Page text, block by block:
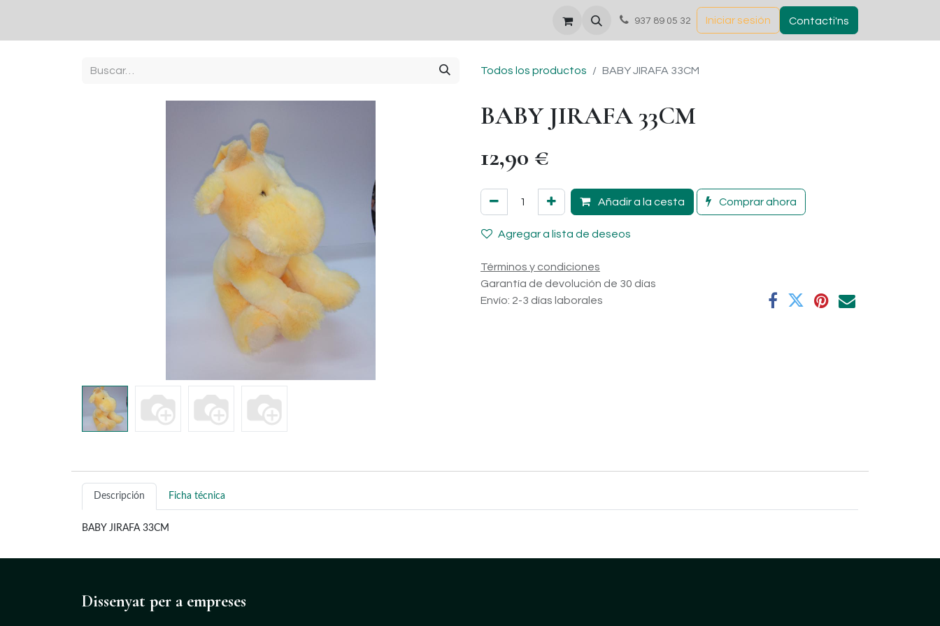
937 89 05 32 Iniciar sesión Contacti'ns
Todos los productos BABY JIRAFA 33CM
BABY JIRAFA 33CM
12,90 €
Añadir a la cesta Comprar ahora
Agregar a lista de deseos
Términos y condiciones
Garantía de devolución de 30 días
Envío: 2-3 días laborales
Descripción Ficha técnica
BABY JIRAFA 33CM
Dissenyat per a empreses